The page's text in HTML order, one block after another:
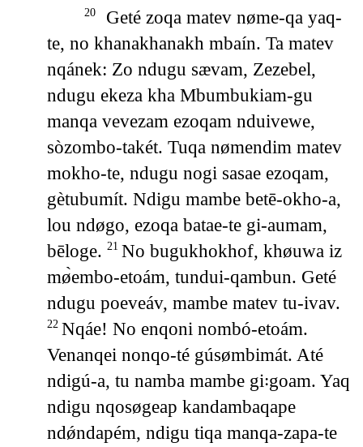
20
Geté zoqa matev nøme-qa yaq-
te, no khanakhanakh mbaín. Ta matev
nqánek: Zo ndugu sævam, Zezebel,
ndugu ekeza kha Mbumbukiam-gu
manqa vevezam ezoqam nduivewe,
sòzombo-takét. Tuqa nømendim matev
mokho-te, ndugu nogi sasae ezoqam,
gètubumít. Ndigu mambe betē-okho-a,
lou ndøgo, ezoqa batae-te gi-aumam,
bēloge. 21 No bugukhokhof, khøuwa iz
mø̀embo-etoám, tundui-qambun. Geté
ndugu poeveáv, mambe matev tu-ivav.
22 Nqáe! No enqoni nombó-etoám.
Venanqei nonqo-té gúsømbimát. Até
ndigú-a, tu namba mambe gi꞉goam. Yaq
ndigu nqosøgeap kandambaqape
ndǿndapém, ndigu tiqa manqa-zapa-te